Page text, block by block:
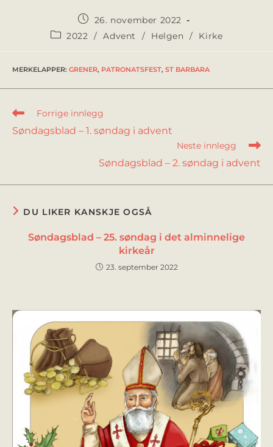
26. november 2022
2022 / Advent / Helgen / Kirke
MERKELAPPER: GRENER, PATRONATSFEST, ST BARBARA
Forrige innlegg
Søndagsblad – 1. søndag i advent
Neste innlegg
Søndagsblad – 2. søndag i advent
DU LIKER KANSKJE OGSÅ
Søndagsblad – 25. søndag i det alminnelige
kirkeår
23. september 2022